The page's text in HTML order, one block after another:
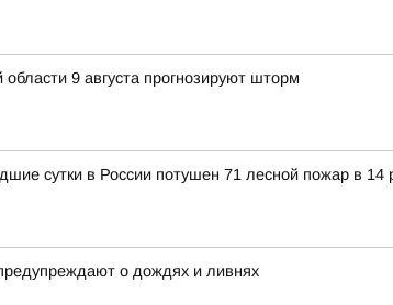
области 9 августа прогнозируют шторм
сутки в России потушен 71 лесной пожар в 14
о дождях и ливнях